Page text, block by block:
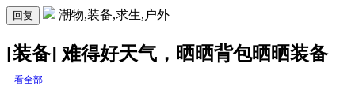
回复 潮物,装备,求生,户外
[装备] 难得好天气，晒晒背包晒晒装备
看全部